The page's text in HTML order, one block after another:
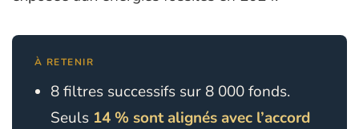
À RETENIR
8 filtres successifs sur 8 000 fonds.
Seuls 14 % sont alignés avec l’accord